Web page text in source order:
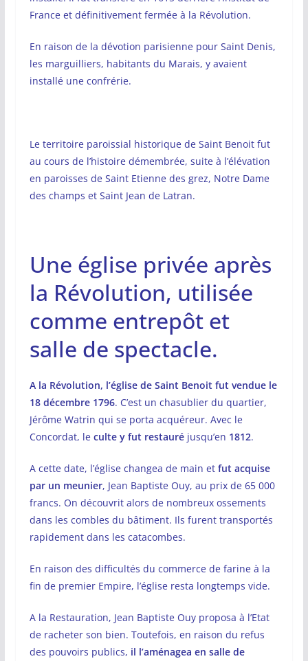
France et définitivement fermée à la Révolution.
En raison de la dévotion parisienne pour Saint Denis,
les marguilliers, habitants du Marais, y avaient
installé une confrérie.
Le territoire paroissial historique de Saint Benoit fut
au cours de l’histoire démembrée, suite à l’élévation
en paroisses de Saint Etienne des grez, Notre Dame
des champs et Saint Jean de Latran.
Une église privée après
la Révolution, utilisée
comme entrepôt et
salle de spectacle.
A la Révolution, l’église de Saint Benoit fut vendue le
18 décembre 1796. C’est un chasublier du quartier,
Jérôme Watrin qui se porta acquéreur. Avec le
Concordat, le culte y fut restauréjusqu’en 1812.
A cette date, l’église changea de main et fut acquise
par un meunier, Jean Baptiste Ouy, au prix de 65 000
francs. On découvrit alors de nombreux ossements
dans les combles du bâtiment. Ils furent transportés
rapidement dans les catacombes.
En raison des difficultés du commerce de farine à la
fin de premier Empire, l’église resta longtemps vide.
A la Restauration, Jean Baptiste Ouy proposa à l’Etat
de racheter son bien. Toutefois, en raison du refus
des pouvoirs publics, il l’aménagea en salle de